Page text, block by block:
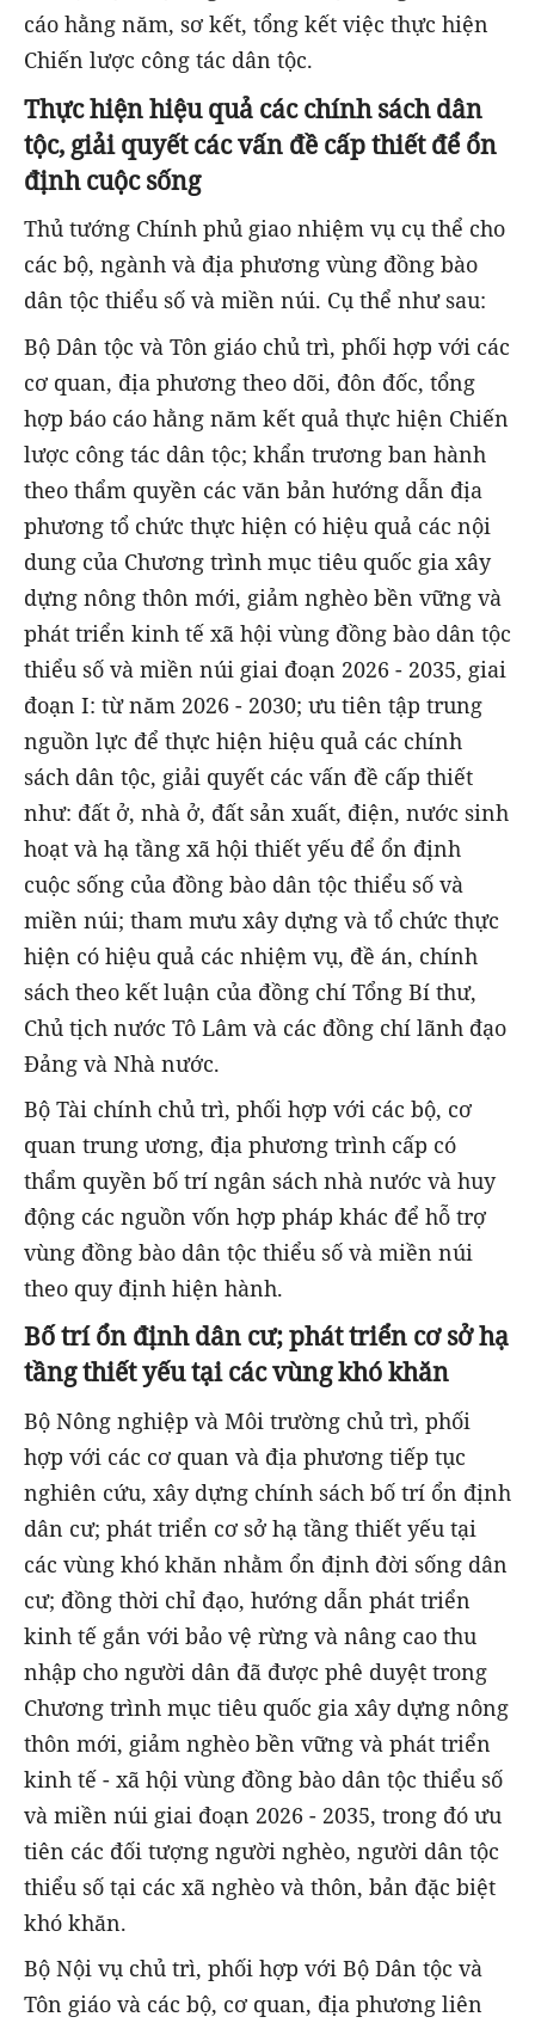
cáo hằng năm, sơ kết, tổng kết việc thực hiện
Chiến lược công tác dân tộc.
Thực hiện hiệu quả các chính sách dân
tộc, giải quyết các vấn đề cấp thiết để ổn
định cuộc sống
Thủ tướng Chính phủ giao nhiệm vụ cụ thể cho
các bộ, ngành và địa phương vùng đồng bào
dân tộc thiểu số và miền núi. Cụ thể như sau:
Bộ Dân tộc và Tôn giáo chủ trì, phối hợp với các
cơ quan, địa phương theo dõi, đôn đốc, tổng
hợp báo cáo hằng năm kết quả thực hiện Chiến
lược công tác dân tộc; khẩn trương ban hành
theo thẩm quyền các văn bản hướng dẫn địa
phương tổ chức thực hiện có hiệu quả các nội
dung của Chương trình mục tiêu quốc gia xây
dựng nông thôn mới, giảm nghèo bền vững và
phát triển kinh tế xã hội vùng đồng bào dân tộc
thiểu số và miền núi giai đoạn 2026 - 2035, giai
đoạn I: từ năm 2026 - 2030; ưu tiên tập trung
nguồn lực để thực hiện hiệu quả các chính
sách dân tộc, giải quyết các vấn đề cấp thiết
như: đất ở, nhà ở, đất sản xuất, điện, nước sinh
hoạt và hạ tầng xã hội thiết yếu để ổn định
cuộc sống của đồng bào dân tộc thiểu số và
miền núi; tham mưu xây dựng và tổ chức thực
hiện có hiệu quả các nhiệm vụ, đề án, chính
sách theo kết luận của đồng chí Tổng Bí thư,
Chủ tịch nước Tô Lâm và các đồng chí lãnh đạo
Đảng và Nhà nước.
Bộ Tài chính chủ trì, phối hợp với các bộ, cơ
quan trung ương, địa phương trình cấp có
thẩm quyền bố trí ngân sách nhà nước và huy
động các nguồn vốn hợp pháp khác để hỗ trợ
vùng đồng bào dân tộc thiểu số và miền núi
theo quy định hiện hành.
Bố trí ổn định dân cư; phát triển cơ sở hạ
tầng thiết yếu tại các vùng khó khăn
Bộ Nông nghiệp và Môi trường chủ trì, phối
hợp với các cơ quan và địa phương tiếp tục
nghiên cứu, xây dựng chính sách bố trí ổn định
dân cư; phát triển cơ sở hạ tầng thiết yếu tại
các vùng khó khăn nhằm ổn định đời sống dân
cư; đồng thời chỉ đạo, hướng dẫn phát triển
kinh tế gắn với bảo vệ rừng và nâng cao thu
nhập cho người dân đã được phê duyệt trong
Chương trình mục tiêu quốc gia xây dựng nông
thôn mới, giảm nghèo bền vững và phát triển
kinh tế - xã hội vùng đồng bào dân tộc thiểu số
và miền núi giai đoạn 2026 - 2035, trong đó ưu
tiên các đối tượng người nghèo, người dân tộc
thiểu số tại các xã nghèo và thôn, bản đặc biệt
khó khăn.
Bộ Nội vụ chủ trì, phối hợp với Bộ Dân tộc và
Tôn giáo và các bộ, cơ quan, địa phương liên